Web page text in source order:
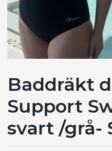
Baddräkt
Support
svart /grå-